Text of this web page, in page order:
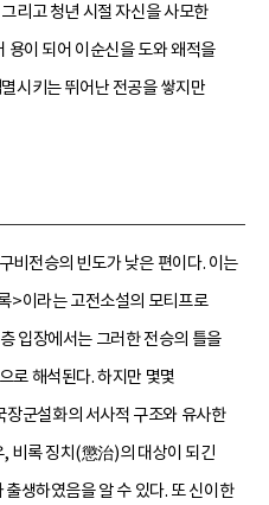
리고 청년 시절 자신을 사모한
용이 되어 이순신을 도와 왜적을
시키는 뛰어난 전공을 쌓지만
비전승의 빈도가 낮은 편이다. 이는
>이라는 고전소설의 모티프로
입장에서는 그러한 전승의 틀을
로 해석된다. 하지만 몇몇
군설화의 서사적 구조와 유사한
비록 징치(懲治)의 대상이 되긴
생하였음을 알 수 있다. 또 신이한